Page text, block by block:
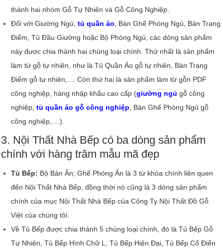
thành hai nhóm Gỗ Tự Nhiên và Gỗ Công Nghiệp.
Đối với Giường Ngủ,tủ quần áo, Bàn Ghế Phòng Ngủ, Bàn Trang
Điểm, Tủ Đầu Giường hoặc Bộ Phòng Ngủ, các dòng sản phẩm
này được chia thành hai chủng loại chính. Thứ nhất là sản phẩm
làm từ gỗ tự nhiên, như là Tủ Quần Áo gỗ tự nhiên, Bàn Trang
Điểm gỗ tự nhiên,.... Còn thứ hai là sản phẩm làm từ gỗn PDF
công nghiệp, hàng nhập khẩu cao cấp (giường ngủ gỗ công
nghiệp,tủ quần áo gỗ công nghiệp, Bàn Ghế Phòng Ngủ gỗ
công nghiệp,....).
3. Nội Thất Nhà Bếp có ba dòng sản phẩm
chính với hàng trăm mẫu mã đẹp
Tủ Bếp: Bộ Bàn Ăn; Ghế Phòng Ăn là 3 từ khóa chính liên quen
đến Nội Thất Nhà Bếp, đồng thời nó cũng là 3 dòng sản phẩm
chính của mục Nội Thất Nhà Bếp của Công Ty Nội Thất Đồ Gỗ
Việt của chúng tôi.
Về Tủ Bếp được chia thành 5 chủng loại chính, đó là Tủ Bếp Gỗ
Tự Nhiên, Tủ Bếp Hình Chữ L, Tủ Bếp Hiện Đại, Tủ Bếp Cổ Điển